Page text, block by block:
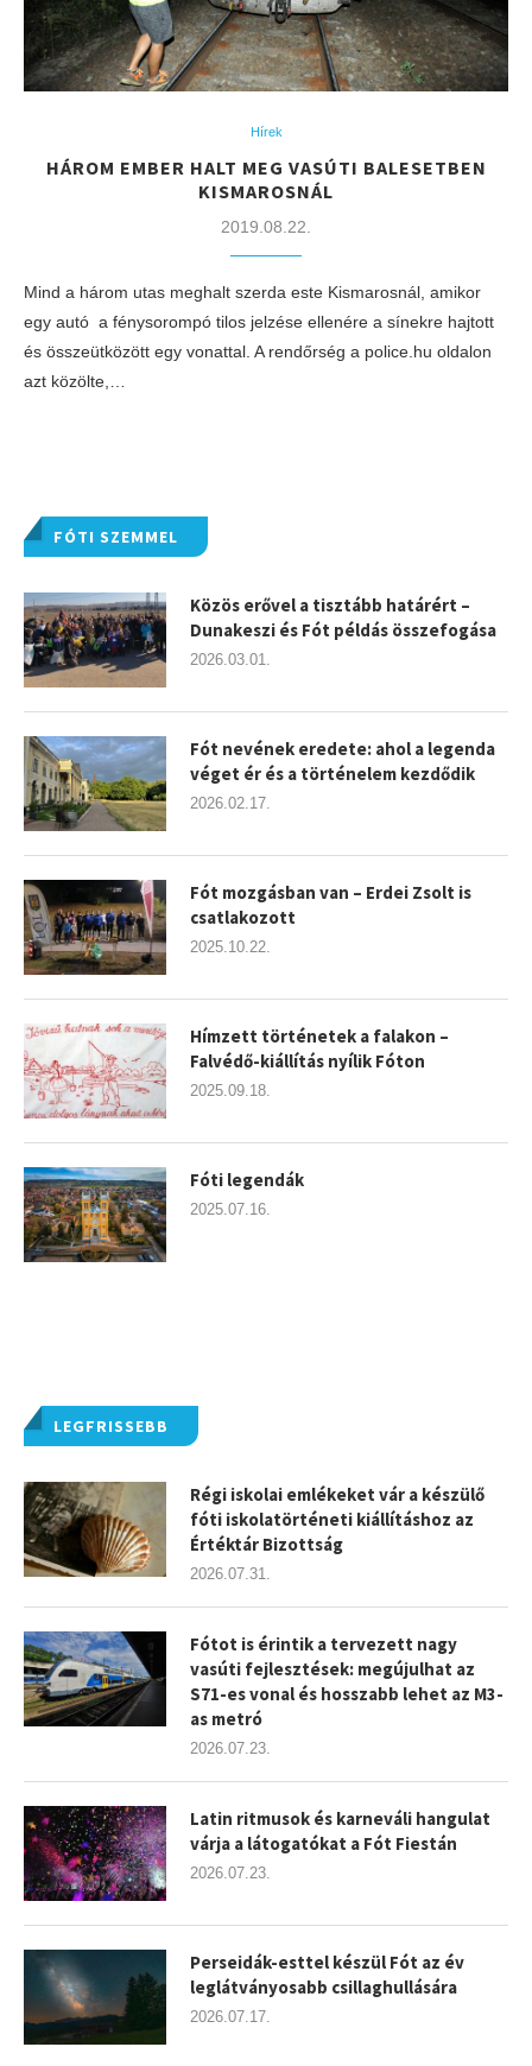
Hírek
HÁROM EMBER HALT MEG VASÚTI BALESETBEN
KISMAROSNÁL
2019.08.22.
Mind a három utas meghalt szerda este Kismarosnál, amikor
egy autó a fénysorompó tilos jelzése ellenére a sínekre hajtott
és összeütközött egy vonattal. A rendőrség a police.hu oldalon
azt közölte,…
LEGFRISSEBB
Régi iskolai emlékeket vár a készülő
fóti iskolatörténeti kiállításhoz az
Értéktár Bizottság
2026.07.31.
Fótot is érintik a tervezett nagy
vasúti fejlesztések: megújulhat az
S71-es vonal és hosszabb lehet az M3-
as metró
2026.07.23.
Latin ritmusok és karneváli hangulat
várja a látogatókat a Fót Fiestán
2026.07.23.
Perseidák-esttel készül Fót az év
leglátványosabb csillaghullására
2026.07.17.
FÓTI SZEMMEL
Közös erővel a tisztább határért –
Dunakeszi és Fót példás összefogása
2026.03.01.
Fót nevének eredete: ahol a legenda
véget ér és a történelem kezdődik
2026.02.17.
Fót mozgásban van – Erdei Zsolt is
csatlakozott
2025.10.22.
Hímzett történetek a falakon –
Falvédő-kiállítás nyílik Fóton
2025.09.18.
Fóti legendák
2025.07.16.